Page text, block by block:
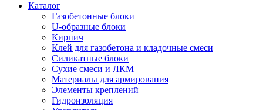
Каталог
Газобетонные блоки
U-образные блоки
Кирпич
Клей для газобетона и кладочные смеси
Силикатные блоки
Сухие смеси и ЛКМ
Материалы для армирования
Элементы креплений
Гидроизоляция